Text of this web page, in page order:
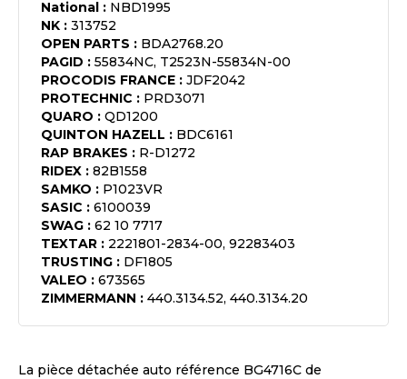
National : NBD1995
NK : 313752
OPEN PARTS : BDA2768.20
PAGID : 55834NC, T2523N-55834N-00
PROCODIS FRANCE : JDF2042
PROTECHNIC : PRD3071
QUARO : QD1200
QUINTON HAZELL : BDC6161
RAP BRAKES : R-D1272
RIDEX : 82B1558
SAMKO : P1023VR
SASIC : 6100039
SWAG : 62 10 7717
TEXTAR : 2221801-2834-00, 92283403
TRUSTING : DF1805
VALEO : 673565
ZIMMERMANN : 440.3134.52, 440.3134.20
La pièce détachée auto référence BG4716C de